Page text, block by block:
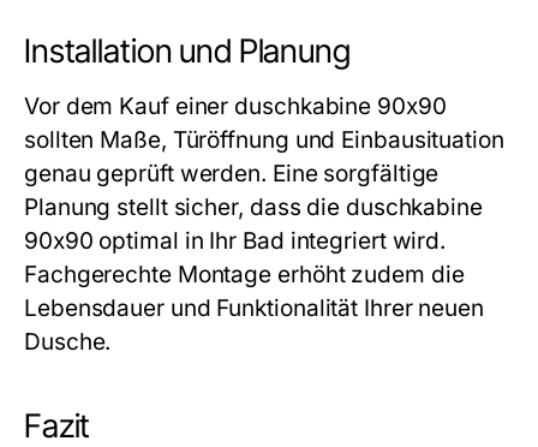
Installation und Planung
Vor dem Kauf einer duschkabine 90x90
sollten Maße, Türöffnung und Einbausituation
genau geprüft werden. Eine sorgfältige
Planung stellt sicher, dass die duschkabine
90x90 optimal in Ihr Bad integriert wird.
Fachgerechte Montage erhöht zudem die
Lebensdauer und Funktionalität Ihrer neuen
Dusche.
Fazit